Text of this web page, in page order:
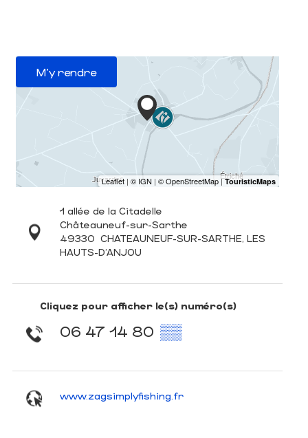
M'y rendre
1 allée de la Citadelle
Châteauneuf-sur-Sarthe
49330 CHATEAUNEUF-SUR-SARTHE, LES
HAUTS-D'ANJOU
Cliquez pour afficher le(s) numéro(s)
06 47 14 80 ▒▒
www.zagsimplyfishing.fr